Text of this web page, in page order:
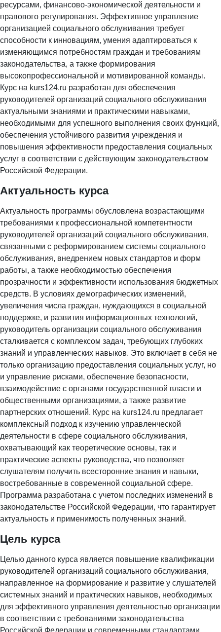
ресурсами, финансово-экономической деятельности и
правового регулирования. Эффективное управление
организацией социального обслуживания требует
способности к инновациям, умения адаптироваться к
изменяющимся потребностям граждан и требованиям
законодательства, а также формирования
высокопрофессиональной и мотивированной команды.
Курс на kurs124.ru разработан для обеспечения
руководителей организаций социального обслуживания
актуальными знаниями и практическими навыками,
необходимыми для успешного выполнения своих функций,
обеспечения устойчивого развития учреждения и
повышения эффективности предоставления социальных
услуг в соответствии с действующим законодательством
Российской Федерации.
Актуальность курса
Актуальность программы обусловлена возрастающими
требованиями к профессиональной компетентности
руководителей организаций социального обслуживания,
связанными с реформированием системы социального
обслуживания, внедрением новых стандартов и форм
работы, а также необходимостью обеспечения
прозрачности и эффективности использования бюджетных
средств. В условиях демографических изменений,
увеличения числа граждан, нуждающихся в социальной
поддержке, и развития информационных технологий,
руководитель организации социального обслуживания
сталкивается с комплексом задач, требующих глубоких
знаний и управленческих навыков. Это включает в себя не
только организацию предоставления социальных услуг, но
и управление рисками, обеспечение безопасности,
взаимодействие с органами государственной власти и
общественными организациями, а также развитие
партнерских отношений. Курс на kurs124.ru предлагает
комплексный подход к изучению управленческой
деятельности в сфере социального обслуживания,
охватывающий как теоретические основы, так и
практические аспекты руководства, что позволяет
слушателям получить всесторонние знания и навыки,
востребованные в современной социальной сфере.
Программа разработана с учетом последних изменений в
законодательстве Российской Федерации, что гарантирует
актуальность и применимость полученных знаний.
Цель курса
Целью данного курса является повышение квалификации
руководителей организаций социального обслуживания,
направленное на формирование и развитие у слушателей
системных знаний и практических навыков, необходимых
для эффективного управления деятельностью организации
в соответствии с требованиями законодательства